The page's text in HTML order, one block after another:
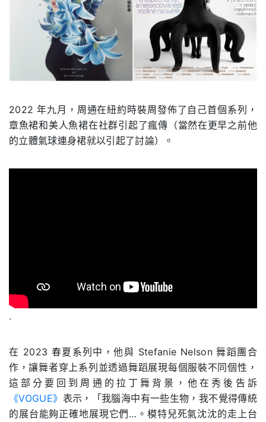
2022 年九月，周通在紐約時裝周發佈了自己首個系列，
章魚裙和美人魚裙在社群引起了瘋傳（當然在更早之前他
的立體氣球連身裙就以引起了討論）。
.
在 2023 春夏系列中，他與 Stefanie Nelson 舞蹈團合
作，讓舞者穿上系列並透過舞蹈展現每個服裝不同個性，
這部分要回到周通的拉丁舞背景，他在秀後告訴
《VOGUE》 表示，「我腦海中有一些生物，我不覺得傳統
的展台能夠正確地展現它們…。模特兒死氣沈沈的走上台